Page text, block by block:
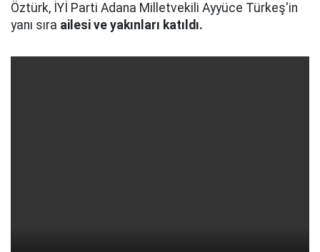
Öztürk, İYİ Parti Adana Milletvekili Ayyüce Türkeş'in
yanı sıra ailesi ve yakınları katıldı.